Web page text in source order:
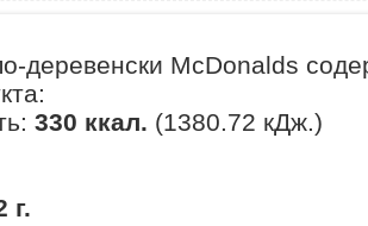
деревенски McDonalds
330 ккал. (1380.72 кДж.)
г.